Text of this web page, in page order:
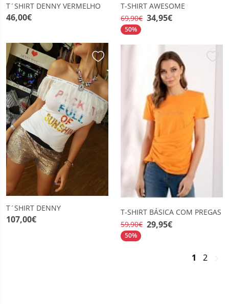
T´SHIRT DENNY VERMELHO
46,00€
T-SHIRT AWESOME
69,90€ 34,95€
50%
T´SHIRT DENNY
107,00€
T-SHIRT BÁSICA COM PREGAS
59,90€ 29,95€
50%
1 2